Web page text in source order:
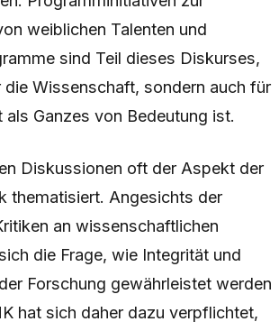
weiblichen Talenten und
sind Teil dieses Diskurses,
die Wissenschaft, sondern auch für
als Ganzes von Bedeutung ist.
Diskussionen oft der Aspekt der
thematisiert. Angesichts der
an wissenschaftlichen
die Frage, wie Integrität und
Forschung gewährleistet werden
hat sich daher dazu verpflichtet,